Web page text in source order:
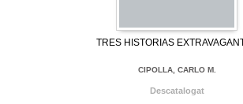
TRES HISTORIAS
CIPOLLA, CARLO M.
Descatalogat